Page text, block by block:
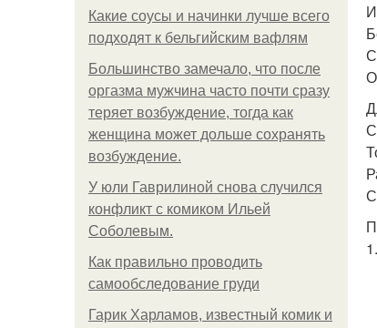
Какие соусы и начинки лучше всего
подходят к бельгийским вафлям
Большинство замечало, что после
оргазма мужчина часто почти сразу
теряет возбуждение, тогда как
женщина может дольше сохранять
возбуждение.
У юли Гаврилиной снова случился
конфликт с комиком Ильей
Соболевым.
Как правильно проводить
самообследование груди
Гарик Харламов, известный комик и